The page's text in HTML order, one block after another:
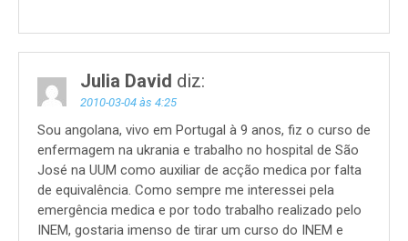
Julia David diz:
2010-03-04 às 4:25
Sou angolana, vivo em Portugal à 9 anos, fiz o curso de
enfermagem na ukrania e trabalho no hospital de São
José na UUM como auxiliar de acção medica por falta
de equivalência. Como sempre me interessei pela
emergência medica e por todo trabalho realizado pelo
INEM, gostaria imenso de tirar um curso do INEM e